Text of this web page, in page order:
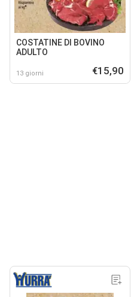
COSTATINE DI BOVINO
ADULTO
13 giorni €15,90